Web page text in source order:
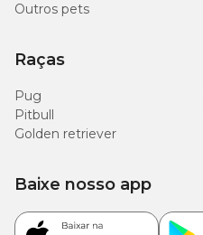
Outros pets
Raças
Pug
Pitbull
Golden retriever
Baixe nosso app